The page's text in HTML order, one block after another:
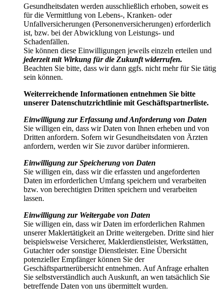
Gesundheitsdaten werden ausschließlich erhoben, soweit es
für die Vermittlung von Lebens-, Kranken- oder
Unfallversicherungen (Personenversicherungen) erforderlich
ist, bzw. bei der Abwicklung von Leistungs- und
Schadenfällen.
Sie können diese Einwilligungen jeweils einzeln erteilen und
jederzeit mit Wirkung für die Zukunft widerrufen.
Beachten Sie bitte, dass wir dann ggfs. nicht mehr für Sie tätig
sein können.
Weiterreichende Informationen entnehmen Sie bitte
unserer Datenschutzrichtlinie mit Geschäftspartnerliste.
Einwilligung zur Erfassung und Anforderung von Daten
Sie willigen ein, dass wir Daten von Ihnen erheben und von
Dritten anfordern. Sofern wir Gesundheitsdaten von Ärzten
anfordern, werden wir Sie zuvor darüber informieren.
Einwilligung zur Speicherung von Daten
Sie willigen ein, dass wir die erfassten und angeforderten
Daten im erforderlichen Umfang speichern und verarbeiten
bzw. von berechtigten Dritten speichern und verarbeiten
lassen.
Einwilligung zur Weitergabe von Daten
Sie willigen ein, dass wir Daten im erforderlichen Rahmen
unserer Maklertätigkeit an Dritte weitergeben. Dritte sind hier
beispielsweise Versicherer, Maklerdienstleister, Werkstätten,
Gutachter oder sonstige Dienstleister. Eine Übersicht
potenzieller Empfänger können Sie der
Geschäftspartnerübersicht entnehmen. Auf Anfrage erhalten
Sie selbstverständlich auch Auskunft, an wen tatsächlich Sie
betreffende Daten von uns übermittelt wurden.